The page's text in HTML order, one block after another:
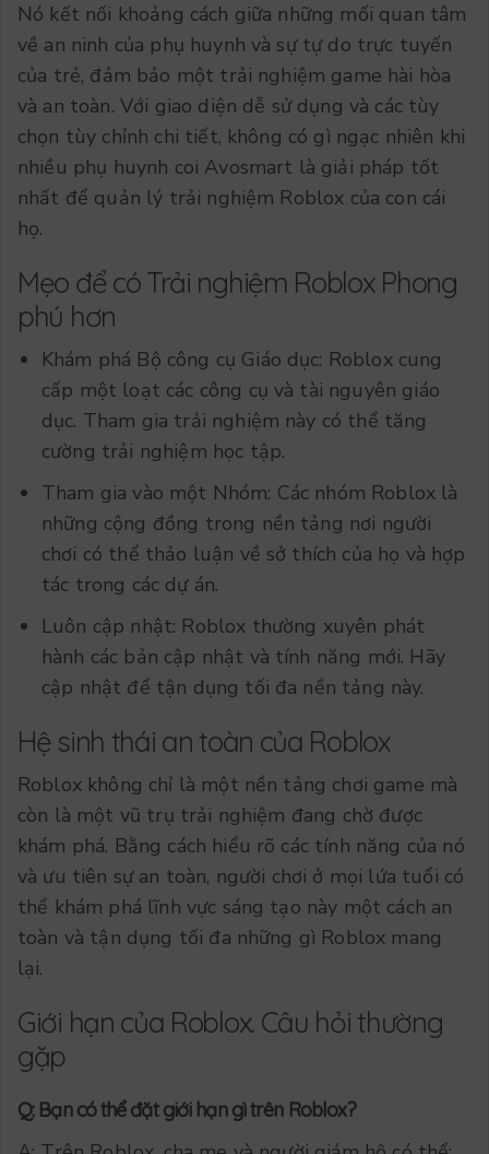
Nó kết nối khoảng cách giữa những mối quan tâm
về an ninh của phụ huynh và sự tự do trực tuyến
của trẻ, đảm bảo một trải nghiệm game hài hòa
và an toàn. Với giao diện dễ sử dụng và các tùy
chọn tùy chỉnh chi tiết, không có gì ngạc nhiên khi
nhiều phụ huynh coi Avosmart là giải pháp tốt
nhất để quản lý trải nghiệm Roblox của con cái
họ.
Mẹo để có Trải nghiệm Roblox Phong
phú hơn
Khám phá Bộ công cụ Giáo dục: Roblox cung
cấp một loạt các công cụ và tài nguyên giáo
dục. Tham gia trải nghiệm này có thể tăng
cường trải nghiệm học tập.
Tham gia vào một Nhóm: Các nhóm Roblox là
những cộng đồng trong nền tảng nơi người
chơi có thể thảo luận về sở thích của họ và hợp
tác trong các dự án.
Luôn cập nhật: Roblox thường xuyên phát
hành các bản cập nhật và tính năng mới. Hãy
cập nhật để tận dụng tối đa nền tảng này.
Hệ sinh thái an toàn của Roblox
Roblox không chỉ là một nền tảng chơi game mà
còn là một vũ trụ trải nghiệm đang chờ được
khám phá. Bằng cách hiểu rõ các tính năng của nó
và ưu tiên sự an toàn, người chơi ở mọi lứa tuổi có
thể khám phá lĩnh vực sáng tạo này một cách an
toàn và tận dụng tối đa những gì Roblox mang
lại.
Giới hạn của Roblox. Câu hỏi thường
gặp
Q: Bạn có thể đặt giới hạn gì trên Roblox?